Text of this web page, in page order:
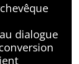
dialogue